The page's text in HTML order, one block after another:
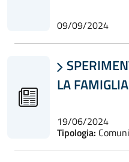
09/09/2024

LA FAMIGLIA
19/06/2024
Tipologia: